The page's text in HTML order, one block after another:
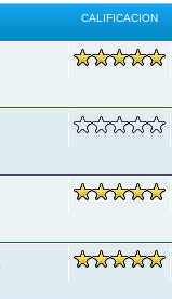
CALIFICACION